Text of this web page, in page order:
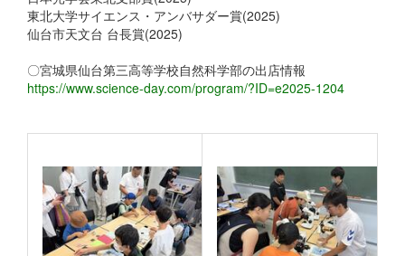
東北大学サイエンス・アンバサダー賞(2025)
仙台市天文台 台長賞(2025)
〇宮城県仙台第三高等学校自然科学部の出店情報
https://www.science-day.com/program/?ID=e2025-1204